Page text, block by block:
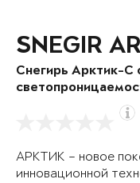
SNEGIR
Снегирь Арктик-С
АРКТИК – новое
инновационной